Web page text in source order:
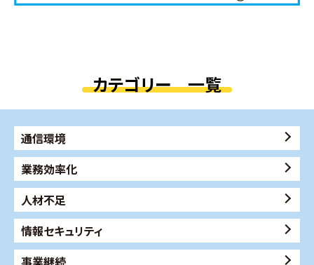
カテゴリー 一覧
通信環境
業務効率化
人材不足
情報セキュリティ